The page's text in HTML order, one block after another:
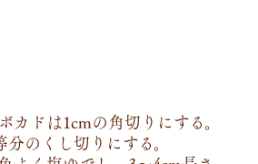
カドは1cmの角切りにする。
分のくし切りにする。